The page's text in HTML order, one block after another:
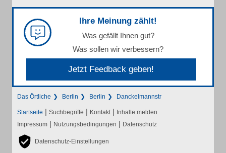
Ihre Meinung zählt!
Was gefällt Ihnen gut?
Was sollen wir verbessern?
Jetzt Feedback geben!
Das Örtliche Berlin Berlin Danckelmannstr
Startseite | Suchbegriffe | Kontakt | Inhalte melden
Impressum | Nutzungsbedingungen | Datenschutz
Datenschutz-Einstellungen